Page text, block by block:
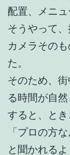
配置、メニュ
そうやって
カメラその
た。
そのため、
る時間が自然
すると、とき
「プロの方
と聞かれるよ